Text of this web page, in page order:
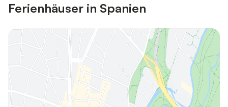
Ferienhäuser in Spanien